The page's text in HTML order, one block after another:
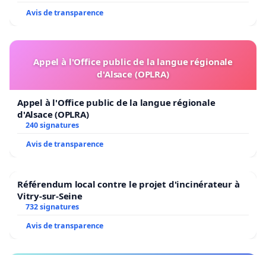
Avis de transparence
Appel à l'Office public de la langue régionale
d'Alsace (OPLRA)
Appel à l'Office public de la langue régionale
d'Alsace (OPLRA)
240 signatures
Avis de transparence
Référendum local contre le projet d'incinérateur à
Vitry-sur-Seine
732 signatures
Avis de transparence